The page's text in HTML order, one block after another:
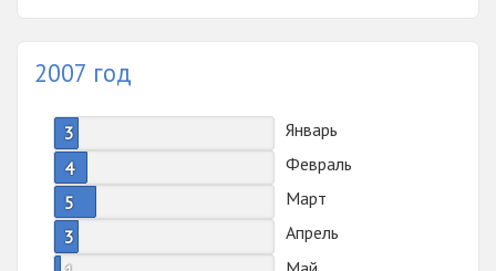
2007 год
3
Январь
4
Февраль
5
Март
3
Апрель